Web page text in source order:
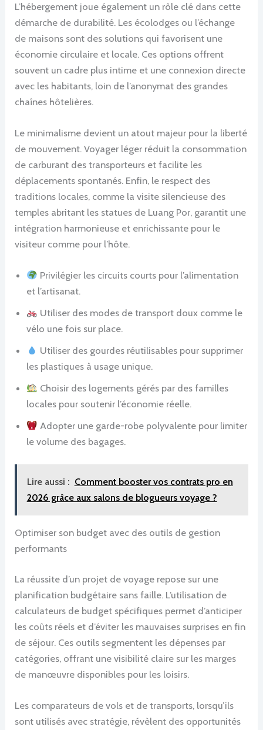
L’hébergement joue également un rôle clé dans cette
démarche de durabilité. Les écolodges ou l’échange
de maisons sont des solutions qui favorisent une
économie circulaire et locale. Ces options offrent
souvent un cadre plus intime et une connexion directe
avec les habitants, loin de l’anonymat des grandes
chaînes hôtelières.
Le minimalisme devient un atout majeur pour la liberté
de mouvement. Voyager léger réduit la consommation
de carburant des transporteurs et facilite les
déplacements spontanés. Enfin, le respect des
traditions locales, comme la visite silencieuse des
temples abritant les statues de Luang Por, garantit une
intégration harmonieuse et enrichissante pour le
visiteur comme pour l’hôte.
Privilégier les circuits courts pour l’alimentation
et l’artisanat.
Utiliser des modes de transport doux comme le
vélo une fois sur place.
Utiliser des gourdes réutilisables pour supprimer
les plastiques à usage unique.
Choisir des logements gérés par des familles
locales pour soutenir l’économie réelle.
Adopter une garde-robe polyvalente pour limiter
le volume des bagages.
Lire aussi : Comment booster vos contrats pro en
2026 grâce aux salons de blogueurs voyage ?
Optimiser son budget avec des outils de gestion
performants
La réussite d’un projet de voyage repose sur une
planification budgétaire sans faille. L’utilisation de
calculateurs de budget spécifiques permet d’anticiper
les coûts réels et d’éviter les mauvaises surprises en fin
de séjour. Ces outils segmentent les dépenses par
catégories, offrant une visibilité claire sur les marges
de manœuvre disponibles pour les loisirs.
Les comparateurs de vols et de transports, lorsqu’ils
sont utilisés avec stratégie, révèlent des opportunités